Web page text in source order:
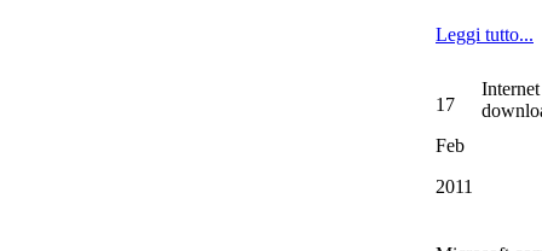
Leggi tutto...
17
Feb
2011